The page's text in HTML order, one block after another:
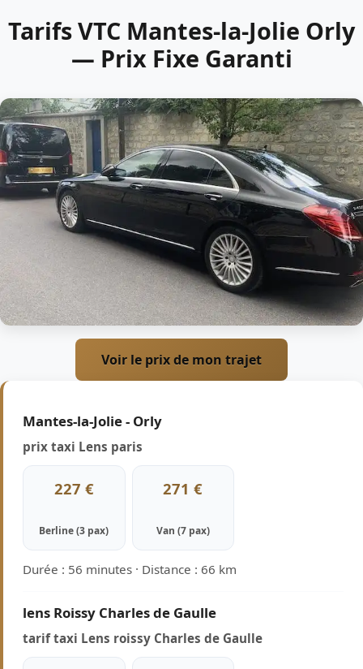
Tarifs VTC Mantes-la-Jolie Orly
— Prix Fixe Garanti
Voir le prix de mon trajet
Mantes-la-Jolie - Orly
prix taxi Lens paris
227 €
Berline (3 pax)
271 €
Van (7 pax)
Durée : 56 minutes · Distance : 66 km
lens Roissy Charles de Gaulle
tarif taxi Lens roissy Charles de Gaulle